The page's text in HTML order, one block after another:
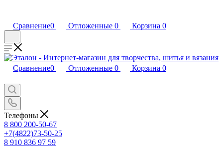
Сравнение0 Отложенные 0 Корзина 0
Сравнение0 Отложенные 0 Корзина 0
Телефоны
8 800 200-50-67
+7(4822)73-50-25
8 910 836 97 59